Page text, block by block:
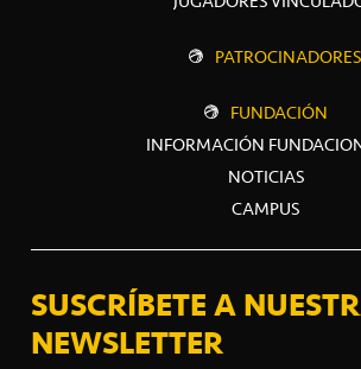
PATROCINADORES
FUNDACIÓN
INFORMACIÓN
NOTICIAS
CAMPUS
SUSCRÍBETE A
NEWSLETTER